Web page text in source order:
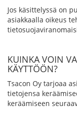
Jos käsittelyssä on
asiakkaalla oikeus
KUINKA VOIN
KÄYTTÖÖN?
Tsacon Oy tarjoaa
tietojensa
keräämiseen